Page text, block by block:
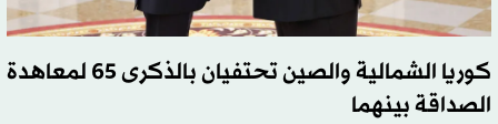
كوريا الشمالية والصين تحتفيان بالذكرى 65 لمعاهدة
الصداقة بينهما